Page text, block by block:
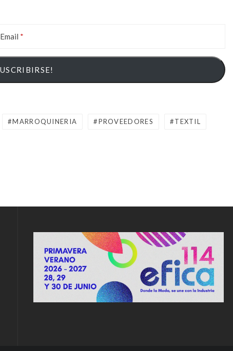
Email
MARROQUINERIA PROVEEDORES TEXTIL